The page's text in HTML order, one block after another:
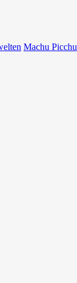
Machu Picchu